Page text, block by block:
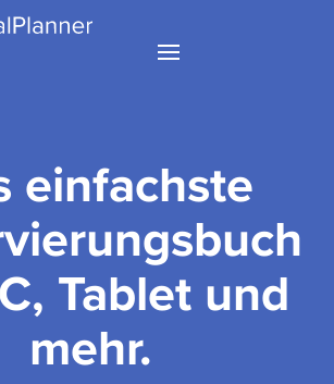
einfachste
Tablet und
mehr.